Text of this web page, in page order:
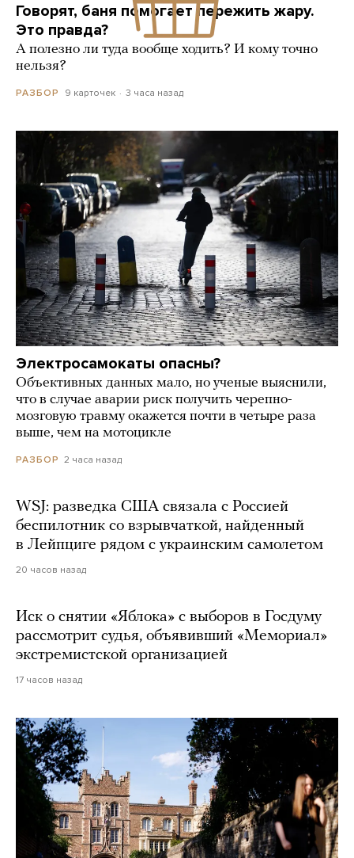
Говорят, баня помогает пережить жару.
Это правда?
А полезно ли туда вообще ходить? И кому точно
нельзя?
РАЗБОР 9 карточек 3 часа назад
Электросамокаты опасны?
Объективных данных мало, но ученые выяснили,
что в случае аварии риск получить черепно-
мозговую травму окажется почти в четыре раза
выше, чем на мотоцикле
РАЗБОР 2 часа назад
WSJ: разведка США связала с Россией
беспилотник со взрывчаткой, найденный
в Лейпциге рядом с украинским самолетом
20 часов назад
Иск о снятии «Яблока» с выборов в Госдуму
рассмотрит судья, объявивший «Мемориал»
экстремистской организацией
17 часов назад